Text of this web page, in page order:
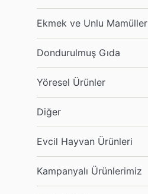
Ekmek ve Unlu Mamüller
Dondurulmuş Gıda
Yöresel Ürünler
Diğer
Evcil Hayvan Ürünleri
Kampanyalı Ürünlerimiz